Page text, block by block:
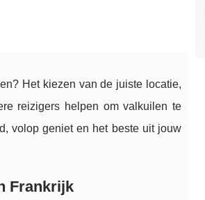
Het kiezen van de juiste locatie,
reizigers helpen om valkuilen te
volop geniet en het beste uit jouw
Frankrijk